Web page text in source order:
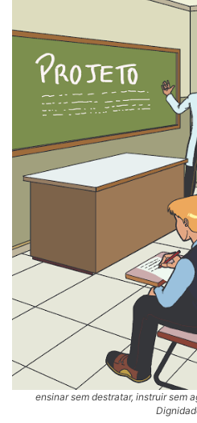
ensinar sem destratar, instruir sem